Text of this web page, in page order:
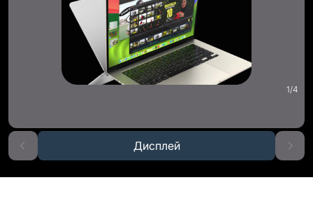
1/4
Дисплей